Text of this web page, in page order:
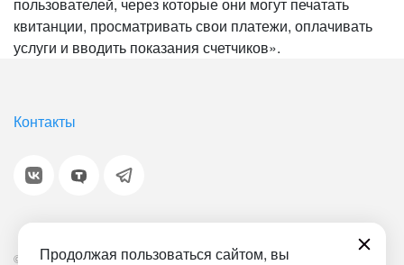
Продолжая пользоваться сайтом, вы
квитанции, просматривать свои платежи, оплачивать
услуги и вводить показания счетчиков».
Контакты
© 2001-2026 «Битрикс», «1С-Битрикс». Работает на